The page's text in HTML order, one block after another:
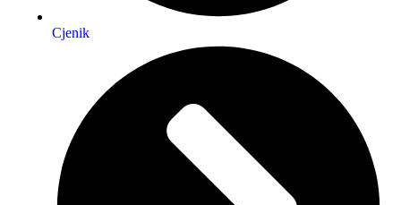
Cjenik